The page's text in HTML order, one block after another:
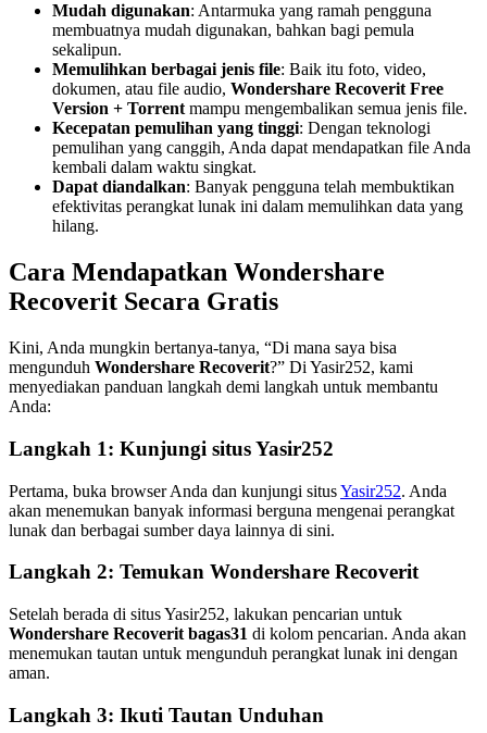
Mudah digunakan: Antarmuka yang ramah pengguna
membuatnya mudah digunakan, bahkan bagi pemula
sekalipun.
Memulihkan berbagai jenis file: Baik itu foto, video,
dokumen, atau file audio, Wondershare Recoverit Free
Version + Torrent mampu mengembalikan semua jenis file.
Kecepatan pemulihan yang tinggi: Dengan teknologi
pemulihan yang canggih, Anda dapat mendapatkan file Anda
kembali dalam waktu singkat.
Dapat diandalkan: Banyak pengguna telah membuktikan
efektivitas perangkat lunak ini dalam memulihkan data yang
hilang.
Cara Mendapatkan Wondershare
Recoverit Secara Gratis
Kini, Anda mungkin bertanya-tanya, “Di mana saya bisa
mengunduh Wondershare Recoverit?” Di Yasir252, kami
menyediakan panduan langkah demi langkah untuk membantu
Anda:
Langkah 1: Kunjungi situs Yasir252
Pertama, buka browser Anda dan kunjungi situsYasir252. Anda
akan menemukan banyak informasi berguna mengenai perangkat
lunak dan berbagai sumber daya lainnya di sini.
Langkah 2: Temukan Wondershare Recoverit
Setelah berada di situs Yasir252, lakukan pencarian untuk
Wondershare Recoverit bagas31 di kolom pencarian. Anda akan
menemukan tautan untuk mengunduh perangkat lunak ini dengan
aman.
Langkah 3: Ikuti Tautan Unduhan